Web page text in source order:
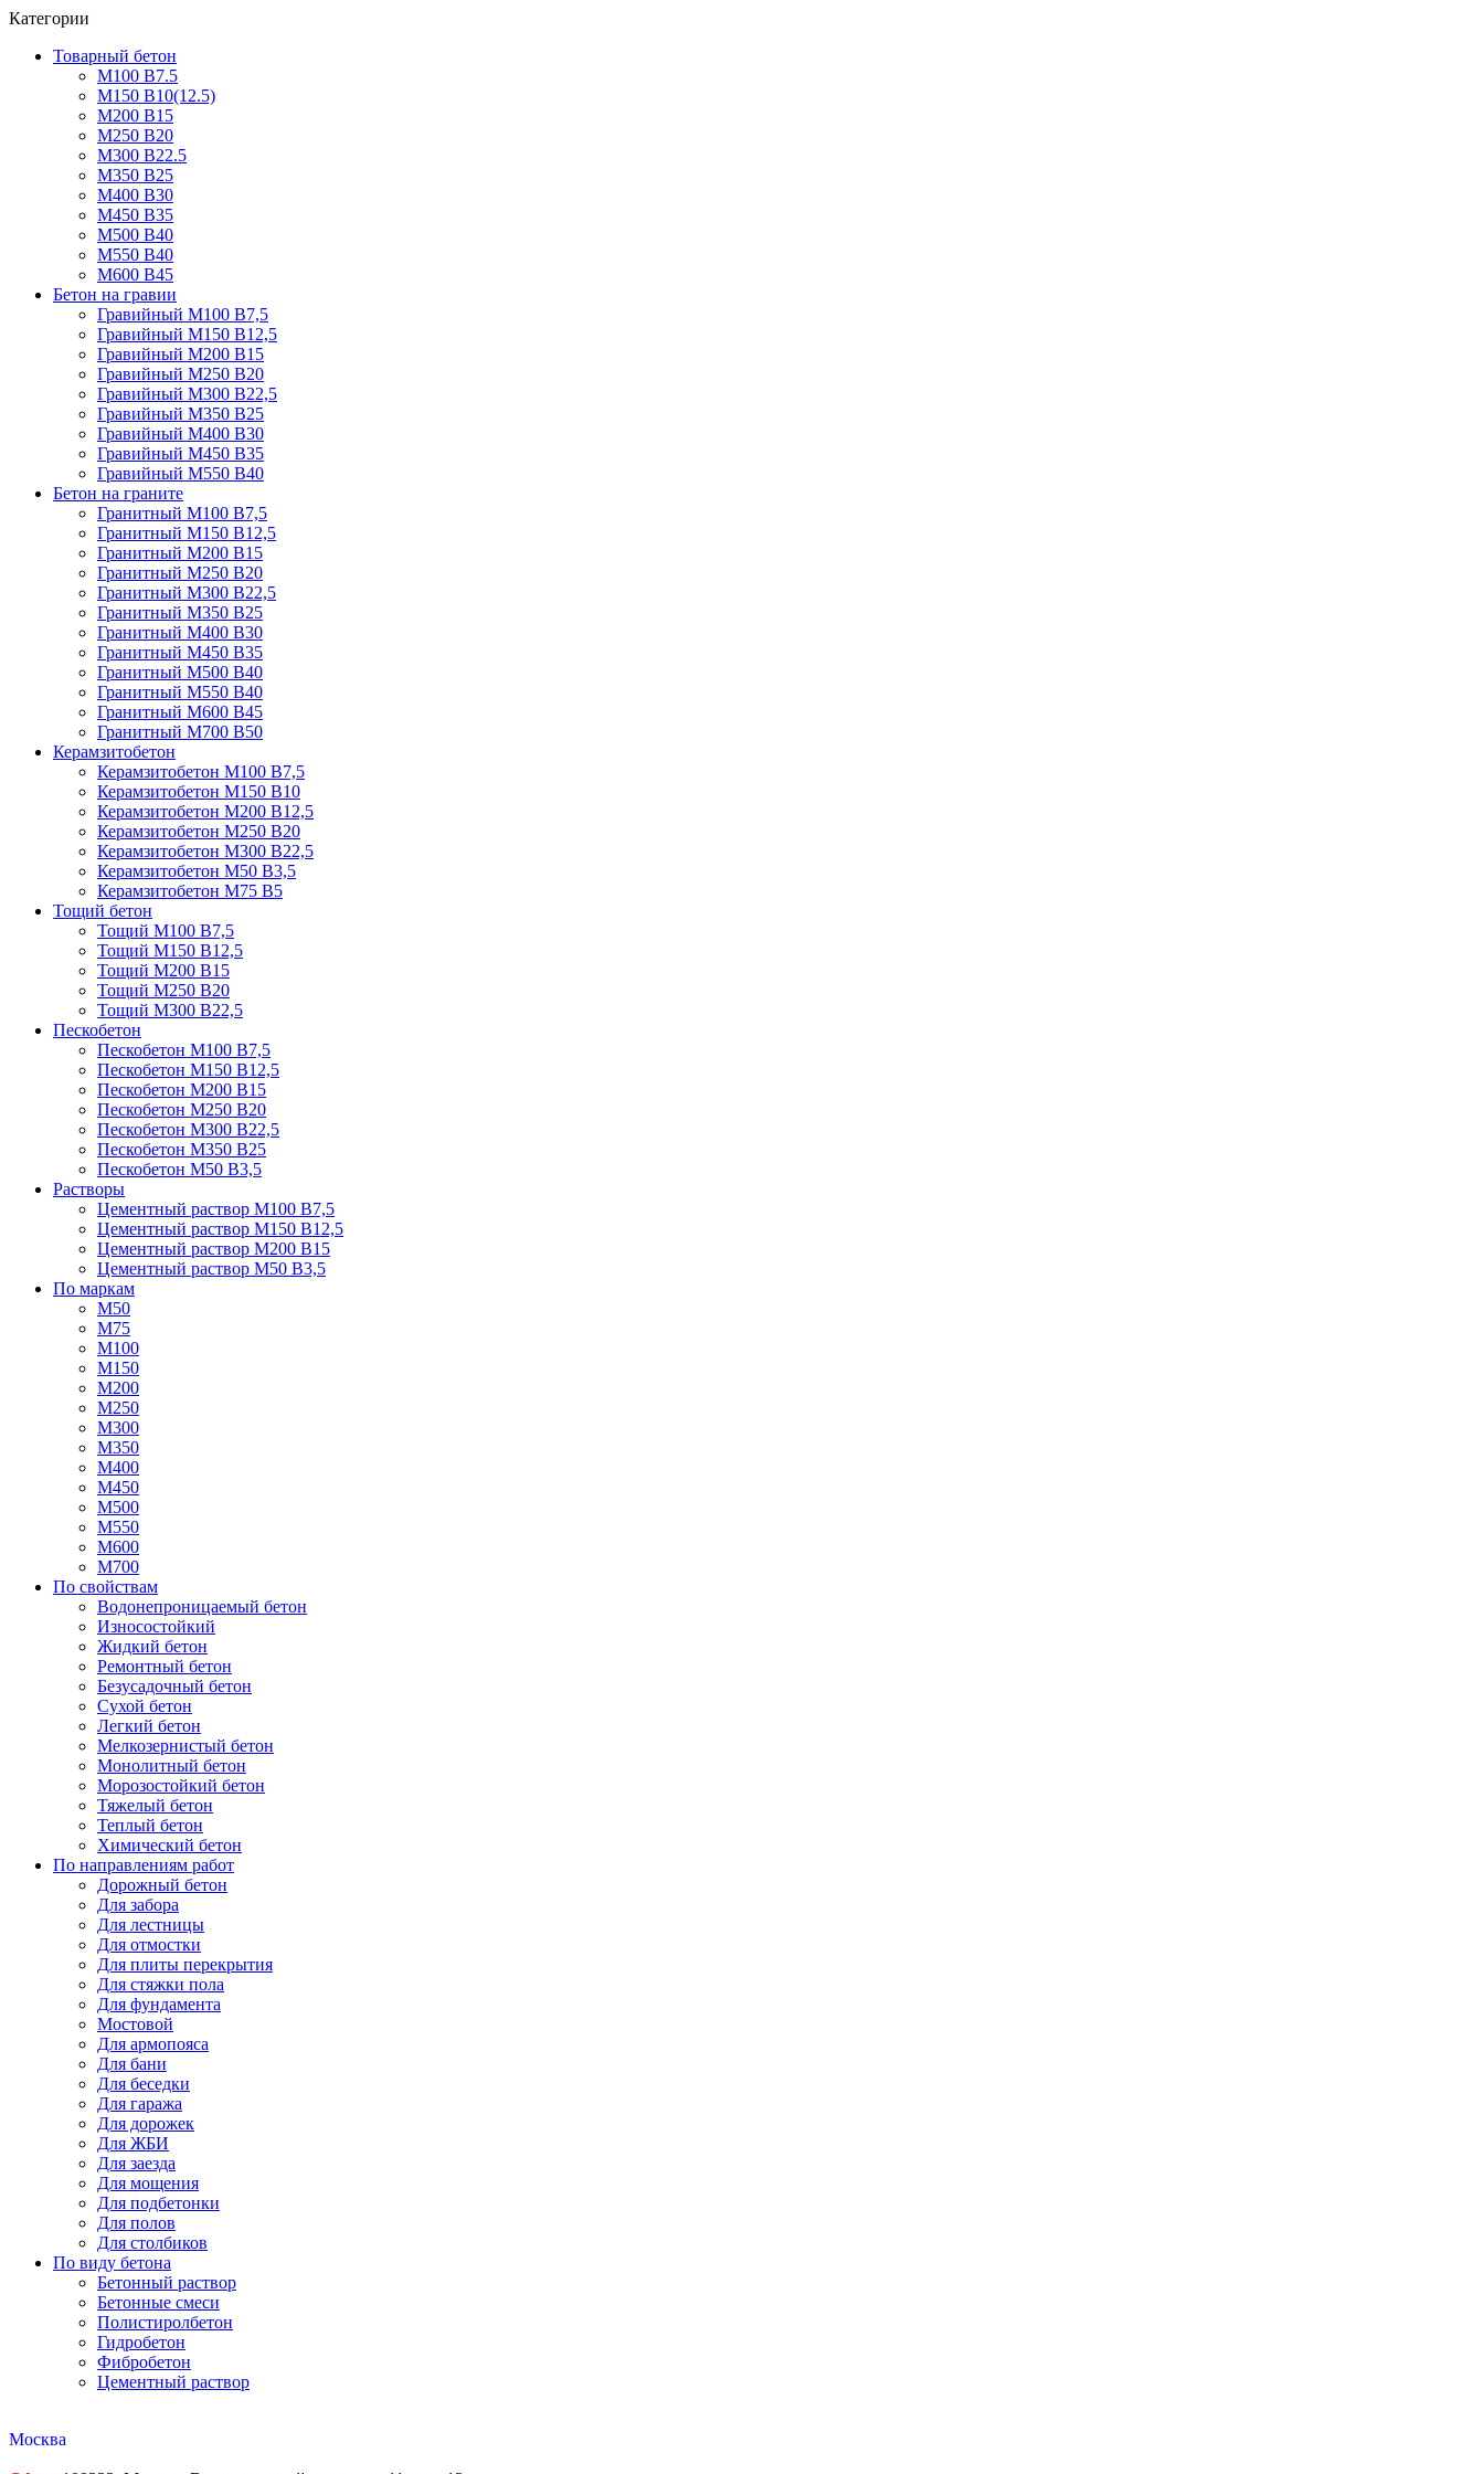
Категории
Товарный бетон
М100 В7.5
М150 В10(12.5)
М200 В15
М250 В20
М300 В22.5
М350 В25
М400 В30
М450 В35
М500 В40
М550 В40
М600 В45
Бетон на гравии
Гравийный М100 В7,5
Гравийный М150 В12,5
Гравийный М200 В15
Гравийный М250 В20
Гравийный М300 В22,5
Гравийный М350 В25
Гравийный М400 В30
Гравийный М450 В35
Гравийный М550 В40
Бетон на граните
Гранитный М100 В7,5
Гранитный М150 В12,5
Гранитный М200 В15
Гранитный М250 В20
Гранитный М300 В22,5
Гранитный М350 В25
Гранитный М400 В30
Гранитный М450 В35
Гранитный М500 В40
Гранитный М550 В40
Гранитный М600 В45
Гранитный М700 В50
Керамзитобетон
Керамзитобетон М100 В7,5
Керамзитобетон М150 В10
Керамзитобетон М200 В12,5
Керамзитобетон М250 В20
Керамзитобетон М300 В22,5
Керамзитобетон М50 В3,5
Керамзитобетон М75 В5
Тощий бетон
Тощий М100 В7,5
Тощий М150 В12,5
Тощий М200 В15
Тощий М250 В20
Тощий М300 В22,5
Пескобетон
Пескобетон М100 В7,5
Пескобетон М150 В12,5
Пескобетон М200 В15
Пескобетон М250 В20
Пескобетон М300 В22,5
Пескобетон М350 В25
Пескобетон М50 В3,5
Растворы
Цементный раствор М100 В7,5
Цементный раствор М150 В12,5
Цементный раствор М200 В15
Цементный раствор М50 В3,5
По маркам
М50
М75
М100
М150
М200
М250
М300
М350
М400
М450
М500
М550
М600
М700
По свойствам
Водонепроницаемый бетон
Износостойкий
Жидкий бетон
Ремонтный бетон
Безусадочный бетон
Сухой бетон
Легкий бетон
Мелкозернистый бетон
Монолитный бетон
Морозостойкий бетон
Тяжелый бетон
Теплый бетон
Химический бетон
По направлениям работ
Дорожный бетон
Для забора
Для лестницы
Для отмостки
Для плиты перекрытия
Для стяжки пола
Для фундамента
Мостовой
Для армопояса
Для бани
Для беседки
Для гаража
Для дорожек
Для ЖБИ
Для заезда
Для мощения
Для подбетонки
Для полов
Для столбиков
По виду бетона
Бетонный раствор
Бетонные смеси
Полистиролбетон
Гидробетон
Фибробетон
Цементный раствор
Москва